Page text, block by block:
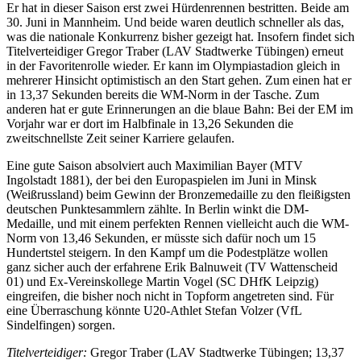
Er hat in dieser Saison erst zwei Hürdenrennen bestritten. Beide am
30. Juni in Mannheim. Und beide waren deutlich schneller als das,
was die nationale Konkurrenz bisher gezeigt hat. Insofern findet sich
Titelverteidiger Gregor Traber (LAV Stadtwerke Tübingen) erneut
in der Favoritenrolle wieder. Er kann im Olympiastadion gleich in
mehrerer Hinsicht optimistisch an den Start gehen. Zum einen hat er
in 13,37 Sekunden bereits die WM-Norm in der Tasche. Zum
anderen hat er gute Erinnerungen an die blaue Bahn: Bei der EM im
Vorjahr war er dort im Halbfinale in 13,26 Sekunden die
zweitschnellste Zeit seiner Karriere gelaufen.
Eine gute Saison absolviert auch Maximilian Bayer (MTV
Ingolstadt 1881), der bei den Europaspielen im Juni in Minsk
(Weißrussland) beim Gewinn der Bronzemedaille zu den fleißigsten
deutschen Punktesammlern zählte. In Berlin winkt die DM-
Medaille, und mit einem perfekten Rennen vielleicht auch die WM-
Norm von 13,46 Sekunden, er müsste sich dafür noch um 15
Hundertstel steigern. In den Kampf um die Podestplätze wollen
ganz sicher auch der erfahrene Erik Balnuweit (TV Wattenscheid
01) und Ex-Vereinskollege Martin Vogel (SC DHfK Leipzig)
eingreifen, die bisher noch nicht in Topform angetreten sind. Für
eine Überraschung könnte U20-Athlet Stefan Volzer (VfL
Sindelfingen) sorgen.
Titelverteidiger: Gregor Traber (LAV Stadtwerke Tübingen; 13,37